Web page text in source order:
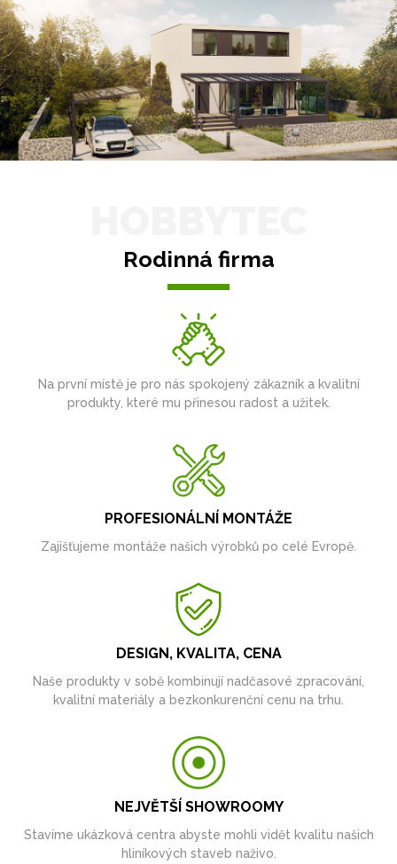
Rodinná firma
Na první místě je pro nás spokojený zákazník a kvalitní
produkty, které mu přinesou radost a užitek.
PROFESIONÁLNÍ MONTÁŽE
Zajišťujeme montáže našich výrobků po celé Evropě.
DESIGN, KVALITA, CENA
Naše produkty v sobě kombinují nadčasové zpracování,
kvalitní materiály a bezkonkurenční cenu na trhu.
NEJVĚTŠÍ SHOWROOMY
Stavíme ukázková centra abyste mohli vidět kvalitu našich
hliníkových staveb naživo.